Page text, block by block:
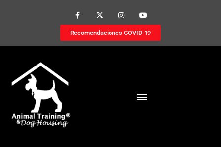
Recomendaciones COVID-19